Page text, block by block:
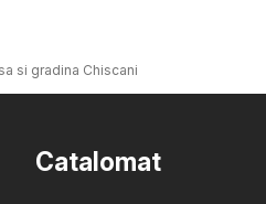
si gradina Chiscani
Catalomat